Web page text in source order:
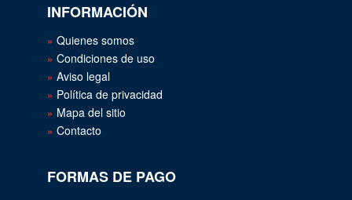
INFORMACIÓN
Quienes somos
Condiciones de uso
Aviso legal
Política de privacidad
Mapa del sitio
Contacto
FORMAS DE PAGO